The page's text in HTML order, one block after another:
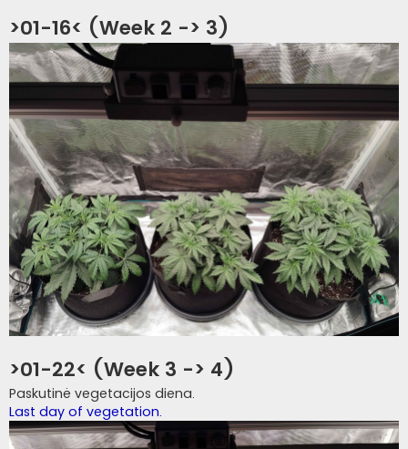
>01-16< (Week 2 -> 3)
>01-22< (Week 3 -> 4)
Paskutinė vegetacijos diena.
Last day of vegetation.